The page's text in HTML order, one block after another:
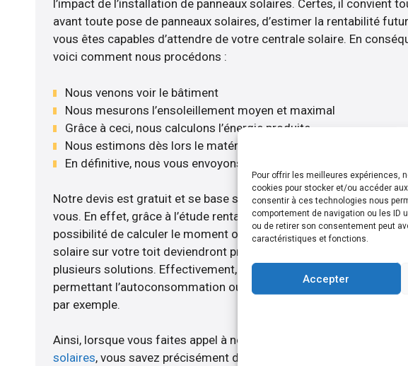
Pour offrir les meilleures expériences,
cookies pour stocker et/ou accéder
consentir à ces technologies nous
comportement de navigation ou les ID
ou de retirer son consentement peut
caractéristiques et fonctions.
Accepter
l’impact de l’installation de panneaux solaires. Certes, il convient
avant toute pose de panneaux solaires, d’estimer la rentabilité
vous êtes capables d’attendre de votre centrale solaire. En
voici comment nous procédons :
Nous venons voir le bâtiment
Nous mesurons l’ensoleillement moyen et maximal
Grâce à ceci, nous calculons l’énergie produite
Nous estimons dès lors le matériel le plus adéquat
En définitive, nous vous envoyons notre devis gratuitement
Notre devis est gratuit et se base sur la configuration la plus
vous. En effet, grâce à l’étude rentabilité menée, nous sommes en
possibilité de calculer le moment où les travaux d’installation de
solaire sur votre toit deviendront profitables. Pour cela, nous
plusieurs solutions. Effectivement, nous vous proposons un
permettant l’autoconsommation ou l’alimentation de batteries
par exemple.
Ainsi, lorsque vous faites appel à notre société pour installer vos
solaires, vous savez précisément dès lors que le coût des travaux